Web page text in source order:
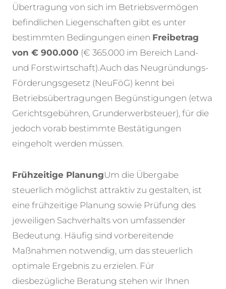
Übertragung von sich im Betriebsvermögen
befindlichen Liegenschaften gibt es unter
bestimmten Bedingungen einen Freibetrag
von € 900.000 (€ 365.000 im Bereich Land-
und Forstwirtschaft).Auch das Neugründungs-
Förderungsgesetz (NeuFöG) kennt bei
Betriebsübertragungen Begünstigungen (etwa
Gerichtsgebühren, Grunderwerbsteuer), für die
jedoch vorab bestimmte Bestätigungen
eingeholt werden müssen.
Frühzeitige PlanungUm die Übergabe
steuerlich möglichst attraktiv zu gestalten, ist
eine frühzeitige Planung sowie Prüfung des
jeweiligen Sachverhalts von umfassender
Bedeutung. Häufig sind vorbereitende
Maßnahmen notwendig, um das steuerlich
optimale Ergebnis zu erzielen. Für
diesbezügliche Beratung stehen wir Ihnen